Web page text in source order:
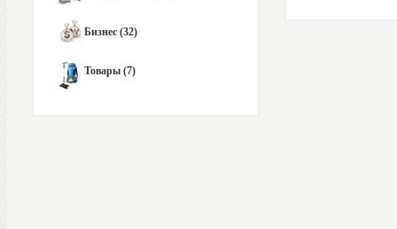
Бизнес (32)
Товары (7)